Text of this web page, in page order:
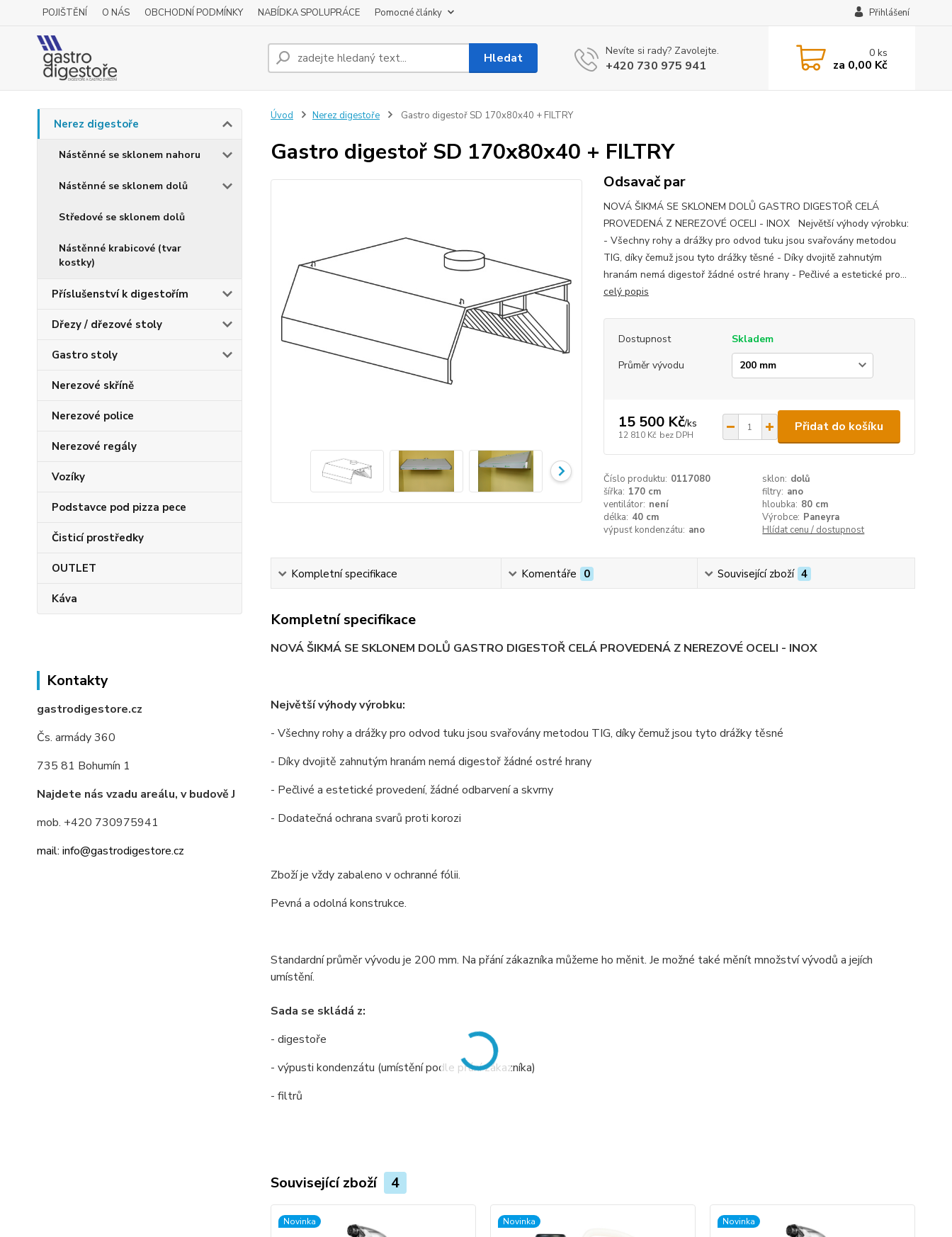
POJIŠTĚNÍ O NÁS OBCHODNÍ PODMÍNKY NABÍDKA SPOLUPRÁCE Pomocné články Přihlášení
Hledat Nevíte si rady? Zavolejte.
+420 730 975 941
0ks
za 0,00 Kč
Nerez digestoře
Nástěnné se sklonem nahoru
Nástěnné se sklonem dolů
Středové se sklonem dolů
Nástěnné krabicové (tvar
kostky)
Příslušenství k digestořím
Dřezy / dřezové stoly
Gastro stoly
Nerezové skříně
Nerezové police
Nerezové regály
Vozíky
Podstavce pod pizza pece
Čisticí prostředky
OUTLET
Káva
Kontakty
gastrodigestore.cz
Čs. armády 360
735 81 Bohumín 1
Najdete nás vzadu areálu, v budově J
mob. +420 730975941
mail: info@gastrodigestore.cz
Úvod Nerez digestoře Gastro digestoř SD 170x80x40 + FILTRY
Gastro digestoř SD 170x80x40 + FILTRY
Odsavač par
NOVÁ ŠIKMÁ SE SKLONEM DOLŮ GASTRO DIGESTOŘ CELÁ
PROVEDENÁ Z NEREZOVÉ OCELI - INOX Největší výhody výrobku:
- Všechny rohy a drážky pro odvod tuku jsou svařovány metodou
TIG, díky čemuž jsou tyto drážky těsné - Díky dvojitě zahnutým
hranám nemá digestoř žádné ostré hrany - Pečlivé a estetické pro...
celý popis
Dostupnost
Skladem
Průměr vývodu
15 500 Kč/ks
12 810 Kč bez DPH
Přidat do košíku
Číslo produktu: 0117080 sklon: dolů
šířka: 170 cm filtry: ano
ventilátor: není hloubka: 80 cm
délka: 40 cm Výrobce: Paneyra
výpusť kondenzátu: ano Hlídat cenu / dostupnost
Kompletní specifikace Komentáře 0 Související zboží 4
Kompletní specifikace
NOVÁ ŠIKMÁ SE SKLONEM DOLŮ GASTRO DIGESTOŘ CELÁ PROVEDENÁ Z NEREZOVÉ OCELI - INOX
Největší výhody výrobku:
- Všechny rohy a drážky pro odvod tuku jsou svařovány metodou TIG, díky čemuž jsou tyto drážky těsné
- Díky dvojitě zahnutým hranám nemá digestoř žádné ostré hrany
- Pečlivé a estetické provedení, žádné odbarvení a skvrny
- Dodatečná ochrana svarů proti korozi
Zboží je vždy zabaleno v ochranné fólii.
Pevná a odolná konstrukce.
Standardní průměr vývodu je 200 mm. Na přání zákazníka můžeme ho měnit. Je možné také měnít množství vývodů a jejích
umístění.
Sada se skládá z:
- digestoře
- výpusti kondenzátu (umístění podle přání zákazníka)
- filtrů
Související zboží 4
Novinka Novinka Novinka